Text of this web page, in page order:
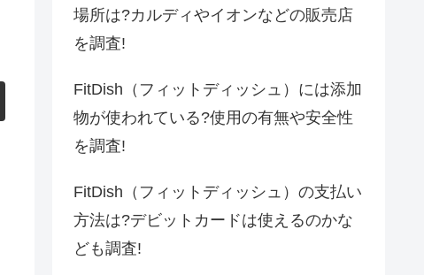
場所は?カルディやイオンなどの販売店
を調査!
FitDish（フィットディッシュ）には添加
物が使われている?使用の有無や安全性
を調査!
FitDish（フィットディッシュ）の支払い
方法は?デビットカードは使えるのかな
ども調査!